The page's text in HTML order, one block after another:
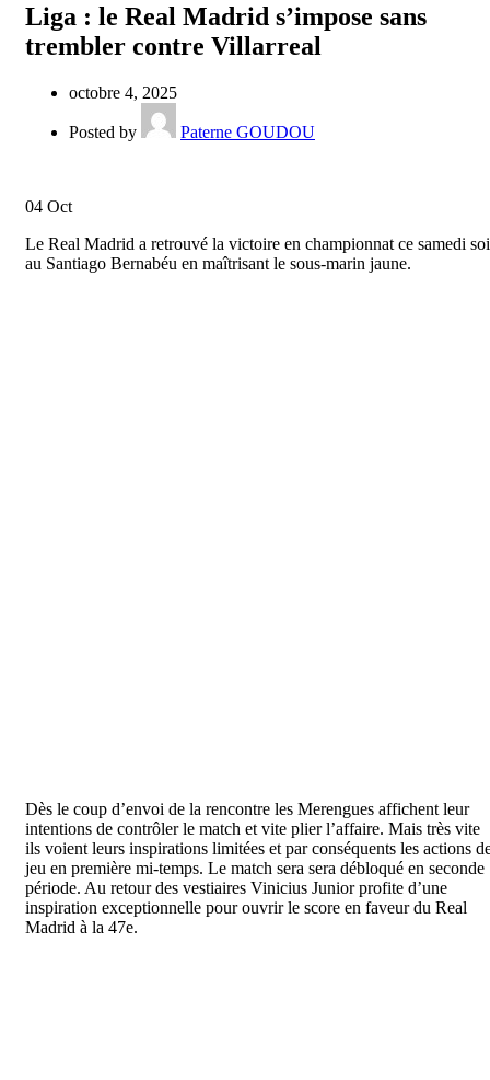
Liga : le Real Madrid s’impose sans
trembler contre Villarreal
octobre 4, 2025
Posted by Paterne GOUDOU
04 Oct
Le Real Madrid a retrouvé la victoire en championnat ce samedi
au Santiago Bernabéu en maîtrisant le sous-marin jaune.
Dès le coup d’envoi de la rencontre les Merengues affichent leur
intentions de contrôler le match et vite plier l’affaire. Mais très vite
ils voient leurs inspirations limitées et par conséquents les actions
jeu en première mi-temps. Le match sera sera débloqué en seconde
période. Au retour des vestiaires Vinicius Junior profite d’une
inspiration exceptionnelle pour ouvrir le score en faveur du Real
Madrid à la 47e.